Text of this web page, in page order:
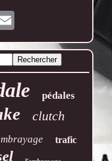
pédales
clutch
trafic